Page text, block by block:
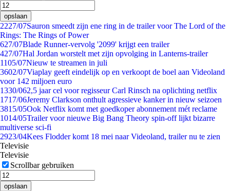
opslaan
2227/07Sauron smeedt zijn ene ring in de trailer voor The Lord of the
Rings: The Rings of Power
627/07Blade Runner-vervolg '2099' krijgt een trailer
427/07Hal Jordan worstelt met zijn opvolging in Lanterns-trailer
1105/07Nieuw te streamen in juli
3602/07Viaplay geeft eindelijk op en verkoopt de boel aan Videoland
voor 142 miljoen euro
1330/062,5 jaar cel voor regisseur Carl Rinsch na oplichting netflix
1717/06Jeremy Clarkson onthult agressieve kanker in nieuw seizoen
3815/05Ook Netflix komt met goedkoper abonnement mét reclame
1014/05Trailer voor nieuwe Big Bang Theory spin-off lijkt bizarre
multiverse sci-fi
2923/04Kees Flodder komt 18 mei naar Videoland, trailer nu te zien
Televisie
Televisie
Scrollbar gebruiken
opslaan